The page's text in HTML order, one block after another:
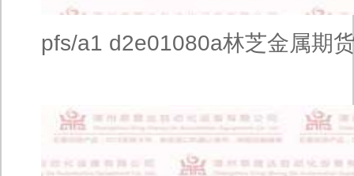
pfs/a1 d2e01080a林芝金属期